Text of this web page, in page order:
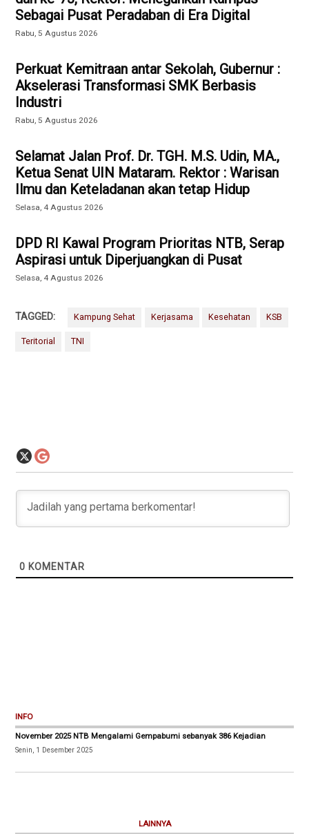
Sebagai Pusat Peradaban di Era Digital
Rabu, 5 Agustus 2026
Perkuat Kemitraan antar Sekolah, Gubernur :
Akselerasi Transformasi SMK Berbasis
Industri
Rabu, 5 Agustus 2026
Selamat Jalan Prof. Dr. TGH. M.S. Udin, MA.,
Ketua Senat UIN Mataram. Rektor : Warisan
Ilmu dan Keteladanan akan tetap Hidup
Selasa, 4 Agustus 2026
DPD RI Kawal Program Prioritas NTB, Serap
Aspirasi untuk Diperjuangkan di Pusat
Selasa, 4 Agustus 2026
TAGGED: Kampung Sehat Kerjasama Kesehatan KSB
Teritorial TNI
0 KOMENTAR
INFO
November 2025 NTB Mengalami Gempabumi sebanyak 386 Kejadian
Senin, 1 Desember 2025
LAINNYA